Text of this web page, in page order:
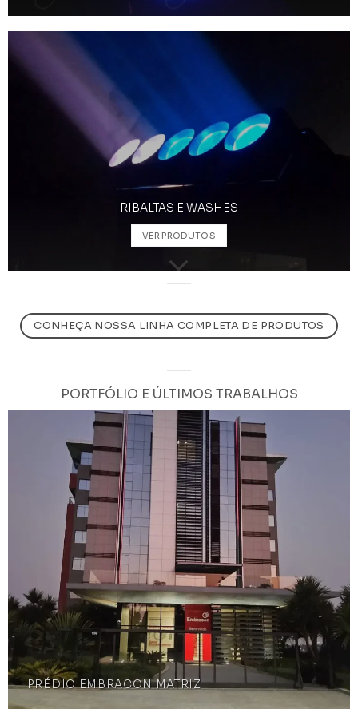
RIBALTAS E WASHES
VER PRODUTOS
CONHEÇA NOSSA LINHA COMPLETA DE PRODUTOS
PORTFÓLIO E ÚLTIMOS TRABALHOS
PRÉDIO EMBRACON MATRIZ